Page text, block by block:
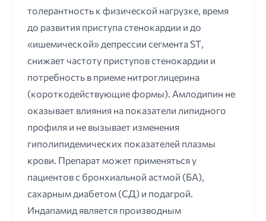
толерантность к физической нагрузке, время
до развития приступа стенокардии и до
«ишемической» депрессии сегмента SТ,
снижает частоту приступов стенокардии и
потребность в приеме нитроглицерина
(короткодействующие формы). Амлодипин не
оказывает влияния на показатели липидного
профиля и не вызывает изменения
гиполипидемических показателей плазмы
крови. Препарат может применяться у
пациентов с бронхиальной астмой (БА),
сахарным диабетом (СД) и подагрой.
Индапамид является производным